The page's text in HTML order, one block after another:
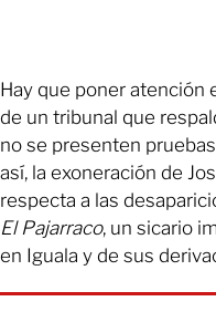
Hay que poner atención
de un tribunal que
no se presenten
así, la exoneración de
respecta a las
El Pajarraco, un sicario
en Iguala y de sus